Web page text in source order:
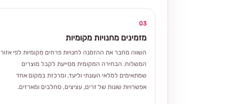
03
מזמינים מחנויות מקומיות
השווה מחבר את ההזמנה לחנויות פרחים מקומיות לפי אזור
המשלוח. הבחירה המקומית מסייעת לקבל מוצרים
שמתאימים למלאי העונתי וליעד, ומרכזת במקום אחד
אפשרויות שונות של זרים, עציצים, סחלבים ומארזים.